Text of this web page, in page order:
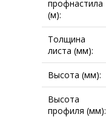
профнастила
(м):
Толщина
листа (мм):
Высота (мм):
Высота
профиля (мм):